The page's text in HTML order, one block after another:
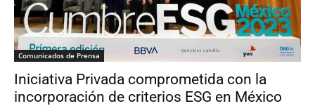
Comunicados de Prensa
Iniciativa Privada comprometida con la
incorporación de criterios ESG en México